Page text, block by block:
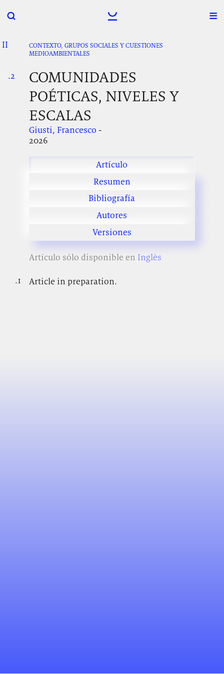
II
CONTEXTO, GRUPOS SOCIALES Y CUESTIONES
MEDIOAMBIENTALES
.2
COMUNIDADES
POÉTICAS, NIVELES Y
ESCALAS
Giusti, Francesco -
2026
Artículo
Resumen
Bibliografía
Autores
Versiones
Artículo sólo disponible en Inglès
.1 Article in preparation.